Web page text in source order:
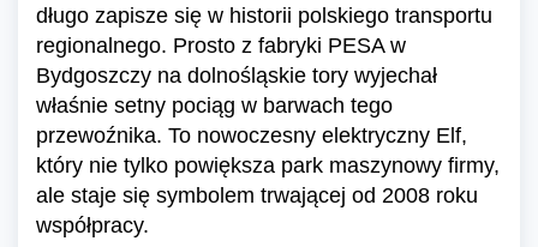
długo zapisze się w historii polskiego transportu
regionalnego. Prosto z fabryki PESA w
Bydgoszczy na dolnośląskie tory wyjechał
właśnie setny pociąg w barwach tego
przewoźnika. To nowoczesny elektryczny Elf,
który nie tylko powiększa park maszynowy firmy,
ale staje się symbolem trwającej od 2008 roku
współpracy.